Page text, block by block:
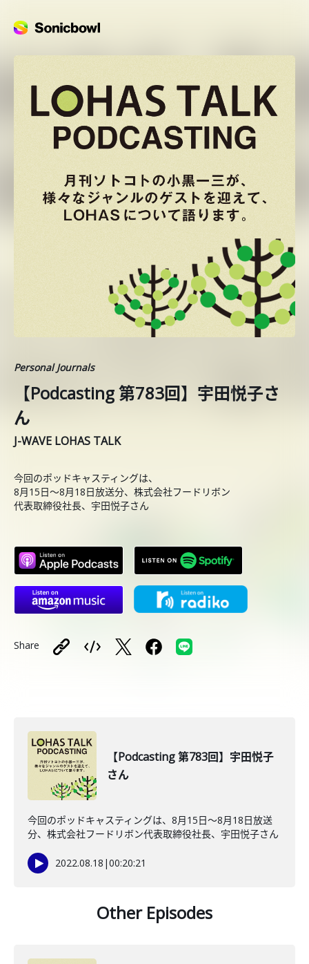
Personal Journals
【Podcasting 第783回】宇田悦子さ
ん
J-WAVE LOHAS TALK
今回のポッドキャスティングは、
8月15日〜8月18日放送分、株式会社フードリボン
代表取締役社長、宇田悦子さん
Share
【Podcasting 第783回】宇田悦子
さん
今回のポッドキャスティングは、8月15日〜8月18日放送
分、株式会社フードリボン代表取締役社長、宇田悦子さん
2022.08.18 |00:20:21
Other Episodes